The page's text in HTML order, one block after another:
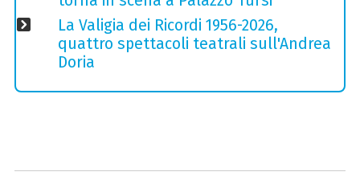
La Valigia dei Ricordi 1956-2026,
quattro spettacoli teatrali sull'Andrea
Doria